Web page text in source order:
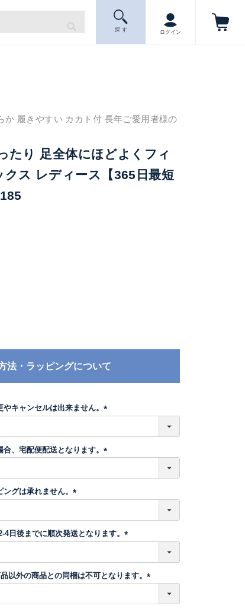
探 す ログイン
か 履きやすい カカト付 長年ご愛用者様の
たり 足全体にほどよくフィ
クス レディース【365日最短
法・ラッピングについて
キャンセルは出来ません。
)
、宅配便配送となります。
)
グは承れません。
須
)
日後までに順次発送となります。
須
)
以外の商品との同梱は不可となります。